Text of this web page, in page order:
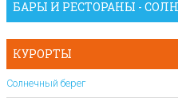
БАРЫ И РЕСТОРАНЫ -
КУРОРТЫ
Солнечный берег